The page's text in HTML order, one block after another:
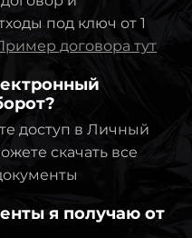
под ключ от 1
договора тут
доступ в Личный
скачать все
я получаю от